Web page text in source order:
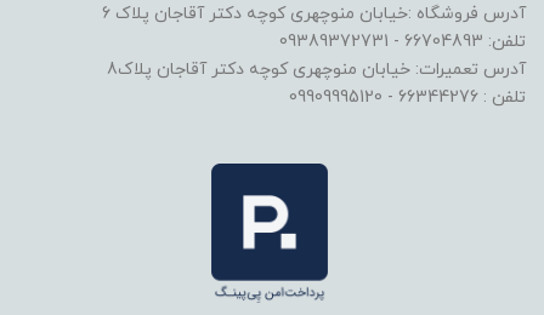
آدرس فروشگاه :خیابان منوچهری کوچه دکتر آقاجان پلاک 6
تلفن: 66704893 - 09389372731
آدرس تعمیرات: خیابان منوچهری کوچه دکتر آقاجان پلاک8
تلفن : 66344276 - 09909995120